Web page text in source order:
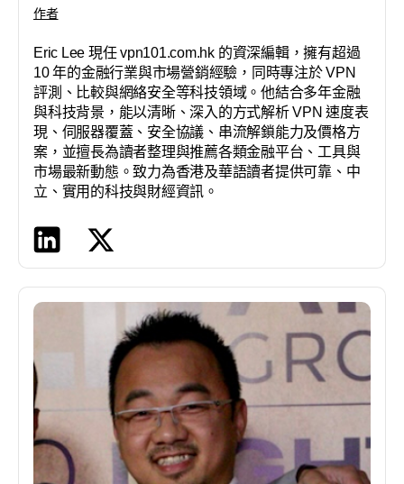
作者
Eric Lee 現任 vpn101.com.hk 的資深編輯，擁有超過
10 年的金融行業與市場營銷經驗，同時專注於 VPN
評測、比較與網絡安全等科技領域。他結合多年金融
與科技背景，能以清晰、深入的方式解析 VPN 速度表
現、伺服器覆蓋、安全協議、串流解鎖能力及價格方
案，並擅長為讀者整理與推薦各類金融平台、工具與
市場最新動態。致力為香港及華語讀者提供可靠、中
立、實用的科技與財經資訊。